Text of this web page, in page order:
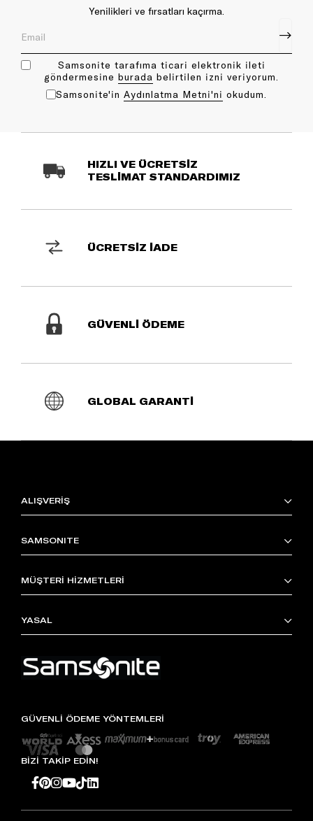
Yenilikleri ve fırsatları kaçırma.
Samsonite tarafıma ticari elektronik ileti
göndermesine bu rada belirtilen izni veriyorum.
Samsonite'in Aydınlatma Metni'ni okudum.
HIZLI VE ÜCRETSİZ
TESLİMAT STANDARDIMIZ
ÜCRETSİZ İADE
GÜVENLİ ÖDEME
GLOBAL GARANTİ
ALIŞVERİŞ
SAMSONITE
MÜŞTERİ HİZMETLERİ
YASAL
GÜVENLİ ÖDEME YÖNTEMLERİ
BİZİ TAKİP EDİN!